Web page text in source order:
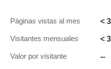
Páginas vistas al mes <
Visitantes mensuales <
Valor por visitante --